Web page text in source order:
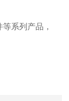
系列产品，